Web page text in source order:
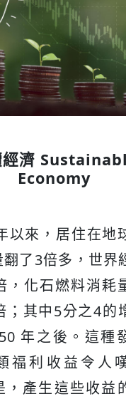
台經濟 Platform
為“數字革命”的
。它改變了人們
也改變了人類的
降低查詢成本、
本來提高交易頻
用程序提供商能